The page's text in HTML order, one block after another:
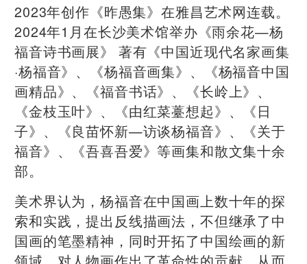
2023年创作《昨愚集》在雅昌艺术网连载。
2024年1月在长沙美术馆举办《雨余花—杨
福音诗书画展》 著有《中国近现代名家画集
·杨福音》、《杨福音画集》、《杨福音中国
画精品》、《福音书话》、《长岭上》、
《金枝玉叶》、《由红菜薹想起》、《日
子》、《良苗怀新—访谈杨福音》、《关于
福音》、《吾喜吾爱》等画集和散文集十余
部。
美术界认为，杨福音在中国画上数十年的探
索和实践，提出反线描画法，不但继承了中
国画的笔墨精神，同时开拓了中国绘画的新
领域，对人物画作出了革命性的贡献，从而